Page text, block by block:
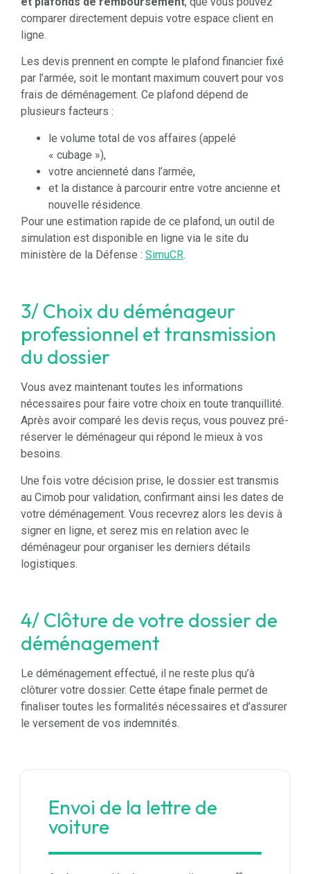
comparer directement depuis votre espace client en
ligne.
Les devis prennent en compte le plafond financier fixé
par l’armée, soit le montant maximum couvert pour vos
frais de déménagement. Ce plafond dépend de
plusieurs facteurs :
le volume total de vos affaires (appelé
« cubage »),
votre ancienneté dans l’armée,
et la distance à parcourir entre votre ancienne et
nouvelle résidence.
Pour une estimation rapide de ce plafond, un outil de
simulation est disponible en ligne via le site du
ministère de la Défense : SimuCR.
3/ Choix du déménageur
professionnel et transmission
du dossier
Vous avez maintenant toutes les informations
nécessaires pour faire votre choix en toute tranquillité.
Après avoir comparé les devis reçus, vous pouvez pré-
réserver le déménageur qui répond le mieux à vos
besoins.
Une fois votre décision prise, le dossier est transmis
au Cimob pour validation, confirmant ainsi les dates de
votre déménagement. Vous recevrez alors les devis à
signer en ligne, et serez mis en relation avec le
déménageur pour organiser les derniers détails
logistiques.
4/ Clôture de votre dossier de
déménagement
Le déménagement effectué, il ne reste plus qu’à
clôturer votre dossier. Cette étape finale permet de
finaliser toutes les formalités nécessaires et d’assurer
le versement de vos indemnités.
Envoi de la lettre de
voiture